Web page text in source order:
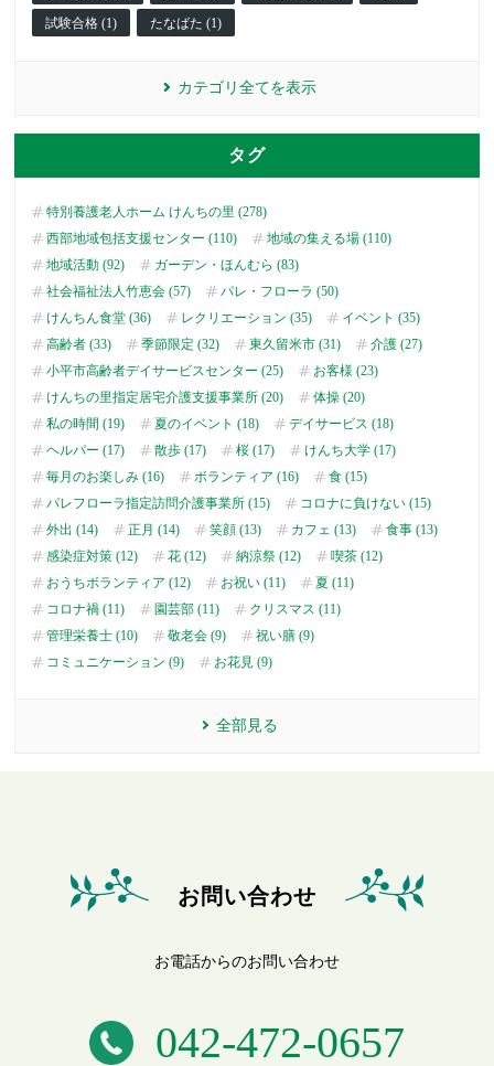
試験合格 (1) たなばた (1)
カテゴリ全てを表示
タグ
特別養護老人ホーム けんちの里 (278)
西部地域包括支援センター (110)
地域の集える場 (110)
地域活動 (92)
ガーデン・ほんむら (83)
社会福祉法人竹恵会 (57)
パレ・フローラ (50)
けんちん食堂 (36)
レクリエーション (35)
イベント (35)
高齢者 (33)
季節限定 (32) 東久留米市 (31)
介護 (27)
小平市高齢者デイサービスセンター (25)
お客様 (23)
けんちの里指定居宅介護支援事業所 (20)
体操 (20)
私の時間 (19)
夏のイベント (18)
デイサービス (18)
ヘルパー (17)
散歩 (17) 桜 (17)
けんち大学 (17)
毎月のお楽しみ (16)
ボランティア (16)
食 (15)
パレフローラ指定訪問介護事業所 (15)
コロナに負けない (15)
外出 (14)
正月 (14) 笑顔 (13) カフェ (13)
食事 (13)
感染症対策 (12)
花 (12) 納涼祭 (12)
喫茶 (12)
おうちボランティア (12)
お祝い (11)
夏 (11)
コロナ禍 (11)
園芸部 (11)
クリスマス (11)
管理栄養士 (10)
敬老会 (9)
祝い膳 (9)
コミュニケーション (9)
お花見 (9)
全部見る
お問い合わせ
お電話からのお問い合わせ
042-472-0657